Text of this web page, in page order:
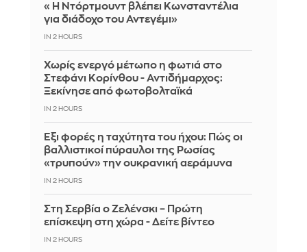
«Η Ντόρτμουντ βλέπει Κωνσταντέλια
για διάδοχο του Αντεγέμι»
IN 2 HOURS
Χωρίς ενεργό μέτωπο η φωτιά στο
Στεφάνι Κορίνθου - Αντιδήμαρχος:
Ξεκίνησε από φωτοβολταϊκά
IN 2 HOURS
Έξι φορές η ταχύτητα του ήχου: Πώς οι
βαλλιστικοί πύραυλοι της Ρωσίας
«τρυπούν» την ουκρανική αεράμυνα
IN 2 HOURS
Στη Σερβία ο Ζελένσκι – Πρώτη
επίσκεψη στη χώρα - Δείτε βίντεο
IN 2 HOURS